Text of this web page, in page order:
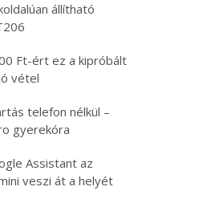
állítható
Ft-ért ez a kipróbált
vétel
telefon nélkül –
gyerekóra
Assistant az
veszi át a helyét